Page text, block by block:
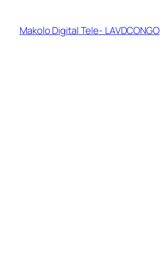
Makolo Digital Tele- LAVDCONGO